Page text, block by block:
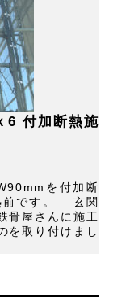
6 付加断熱施
を付加断
前です。 玄関
骨屋さんに施工
を取り付けまし